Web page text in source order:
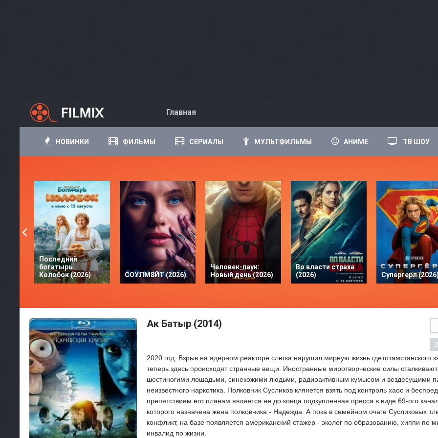
Главная
НОВИНКИ ФИЛЬМЫ СЕРИАЛЫ МУЛЬТФИЛЬМЫ АНИМЕ ТВ ШОУ
Последний
богатырь.
Колобок (2026)
СОУЛМ8ЙТ (2026)
Человек-паук:
Новый день (2026)
Во власти страха
(2026)
Супергерл
Ак Батыр (2014)
2020 год. Взрыв на ядерном реакторе слегка нарушил мирную жизнь гдетотамстанского
теперь здесь происходят странные вещи. Иностранные миротворческие силы
шестиногими лошадьми, синекожими людьми, радиоактивным кумысом и вездесущими
неизвестного наркотика. Полковник Сусликов клянется взять под контроль хаос и
препятствием его планам является не до конца подкупленная пресса в виде 69-ого
которого назначена жена полковника - Надежда. А пока в семейном очаге Сусликовых
конфликт, на базе появляется американский стажер - эколог по образованию, хиппи по
инвалид по жизни.